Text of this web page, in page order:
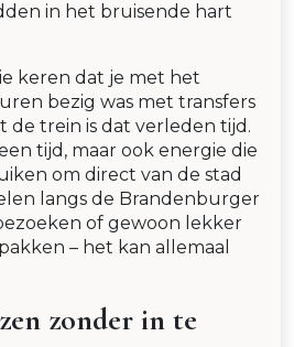
in het bruisende hart
keren dat je met het
bezig was met transfers
de trein is dat verleden tijd.
tijd, maar ook energie die
om direct van de stad
langs de Brandenburger
of gewoon lekker
– het kan allemaal
zonder in te